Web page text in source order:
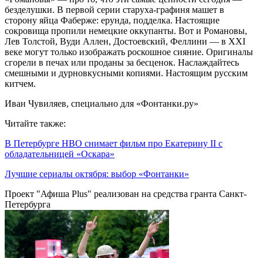
безделушки. В первой серии старуха-графиня машет в
сторону яйца Фаберже: ерунда, подделка. Настоящие
сокровища пропили немецкие оккупанты. Вот и Романовы,
Лев Толстой, Вуди Аллен, Достоевский, Феллини — в XXI
веке могут только изображать роскошное сияние. Оригиналы
сгорели в печах или проданы за бесценок. Наслаждайтесь
смешными и дурновкусными копиями. Настоящим русским
китчем.
Иван Чувиляев, специально для «Фонтанки.ру»
Читайте также:
В Петербурге HBO снимает фильм про Екатерину II с
обладательницей «Оскара»
Лучшие сериалы октября: выбор «Фонтанки»
Проект "Афиша Plus" реализован на средства гранта Санкт-
Петербурга